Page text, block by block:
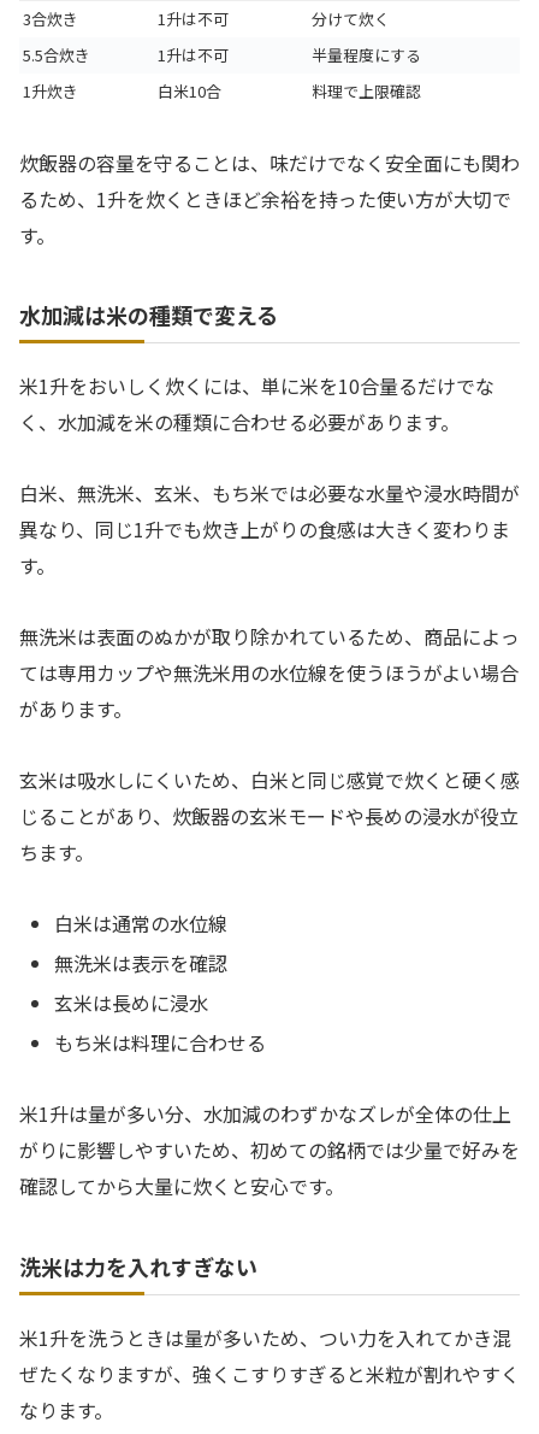
3合炊き 1升は不可
分けて炊く
5.5合炊き
1升は不可
半量程度にする
1升炊き
白米10合 料理で上限確認
炊飯器の容量を守ることは、味だけでなく安全面にも関わ
るため、1升を炊くときほど余裕を持った使い方が大切で
す。
水加減は米の種類で変える
米1升をおいしく炊くには、単に米を10合量るだけでな
く、水加減を米の種類に合わせる必要があります。
白米、無洗米、玄米、もち米では必要な水量や浸水時間が
異なり、同じ1升でも炊き上がりの食感は大きく変わりま
す。
無洗米は表面のぬかが取り除かれているため、商品によっ
ては専用カップや無洗米用の水位線を使うほうがよい場合
があります。
玄米は吸水しにくいため、白米と同じ感覚で炊くと硬く感
じることがあり、炊飯器の玄米モードや長めの浸水が役立
ちます。
白米は通常の水位線
無洗米は表示を確認
玄米は長めに浸水
もち米は料理に合わせる
米1升は量が多い分、水加減のわずかなズレが全体の仕上
がりに影響しやすいため、初めての銘柄では少量で好みを
確認してから大量に炊くと安心です。
洗米は力を入れすぎない
米1升を洗うときは量が多いため、つい力を入れてかき混
ぜたくなりますが、強くこすりすぎると米粒が割れやすく
なります。